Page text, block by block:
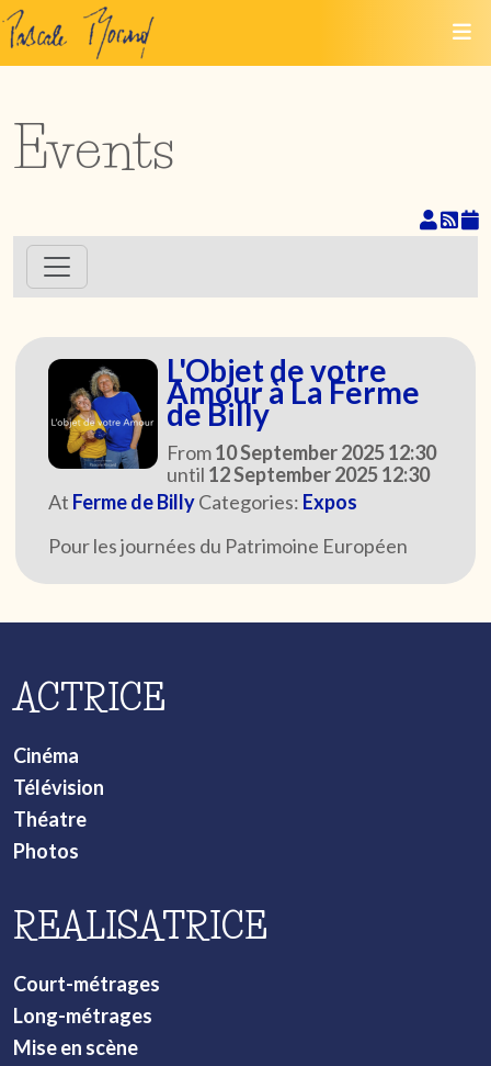
Events
L'Objet de votre
Amour à La Ferme
de Billy
From10 September 2025 12:30
until 12 September 2025 12:30
At Ferme de BillyCategories: Expos
Pour les journées du Patrimoine Européen
ACTRICE
Cinéma
Télévision
Théatre
Photos
REALISATRICE
Court-métrages
Long-métrages
Mise en scène